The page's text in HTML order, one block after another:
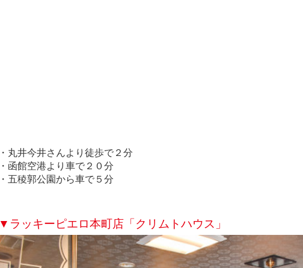
・丸井今井さんより徒歩で２分
・函館空港より車で２０分
・五稜郭公園から車で５分
▼ラッキーピエロ本町店「クリムトハウス」